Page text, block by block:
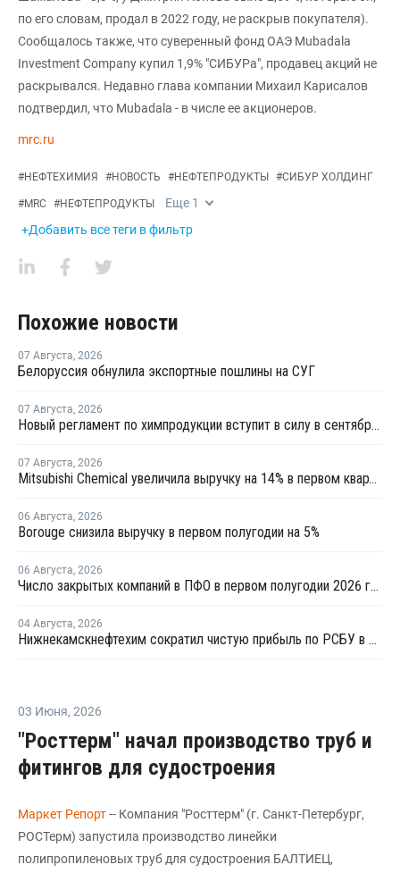
по его словам, продал в 2022 году, не раскрыв покупателя).
Сообщалось также, что суверенный фонд ОАЭ Mubadala
Investment Company купил 1,9% "СИБУРа", продавец акций не
раскрывался. Недавно глава компании Михаил Карисалов
подтвердил, что Mubadala - в числе ее акционеров.
mrc.ru
#НЕФТЕХИМИЯ #НОВОСТЬ #НЕФТЕПРОДУКТЫ #СИБУР ХОЛДИНГ
#MRC #НЕФТЕПРОДУКТЫ Еще 1
+Добавить все теги в фильтр
Похожие новости
07 Августа, 2026
Белоруссия обнулила экспортные пошлины на СУГ
07 Августа, 2026
Новый регламент по химпродукции вступит в силу в сентябре 2027 года
07 Августа, 2026
Mitsubishi Chemical увеличила выручку на 14% в первом квартале японского финансового года
06 Августа, 2026
Borouge снизила выручку в первом полугодии на 5%
06 Августа, 2026
Число закрытых компаний в ПФО в первом полугодии 2026 года вдвое превысило число новых
04 Августа, 2026
Нижнекамскнефтехим сократил чистую прибыль по РСБУ в 15 раз в первом полугодии
03 Июня, 2026
"Росттерм" начал производство труб и
фитингов для судостроения
Маркет Репорт-- Компания "Росттерм" (г. Санкт-Петербург,
РОСТерм) запустила производство линейки
полипропиленовых труб для судостроения БАЛТИЕЦ,